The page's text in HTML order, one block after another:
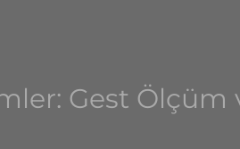
Gest